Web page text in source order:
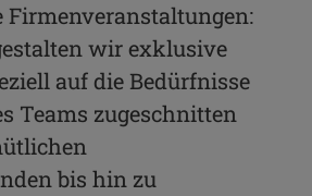
Firmenveranstaltungen:
wir exklusive
auf die Bedürfnisse
Teams zugeschnitten
bis hin zu